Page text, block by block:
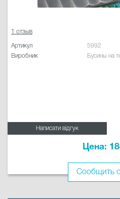
1 отзыв
Артикул
5992
Виробник
Бусины на
Написати відгук
Цена:
Сообщить